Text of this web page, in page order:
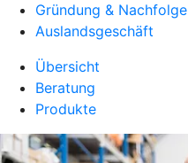
Gründung & Nachfolge
Auslandsgeschäft
Übersicht
Beratung
Produkte